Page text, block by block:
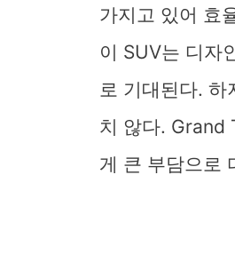
가지고 있어 효
이 SUV는 디자
로 기대된다. 하
치 않다. Grand
게 큰 부담으로